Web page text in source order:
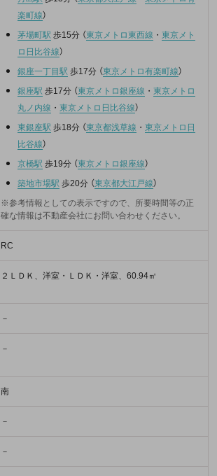
楽町線）
茅場町駅 歩15分 （東京メトロ東西線 ・ 東京メト
ロ日比谷線）
銀座一丁目駅 歩17分 （東京メトロ有楽町線）
銀座駅 歩17分 （東京メトロ銀座線 ・ 東京メトロ
丸ノ内線 ・ 東京メトロ日比谷線）
東銀座駅 歩18分 （東京都浅草線 ・ 東京メトロ日
比谷線）
京橋駅 歩19分 （東京メトロ銀座線）
築地市場駅 歩20分 （東京都大江戸線）
※参考情報としての表示ですので、所要時間等の正
確な情報は不動産会社にお問い合わせください。
RC
２ＬＤＫ、洋室・ＬＤＫ・洋室、60.94㎡
－
－
南
－
－